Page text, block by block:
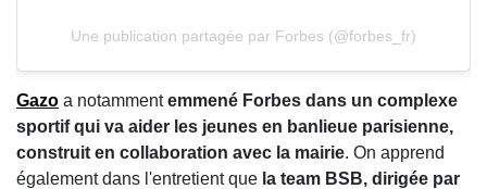
Une publication partagée par Forbes (@forbes_fr)
Gazo a notammentemmené Forbes dans un complexe
sportif qui va aider les jeunes en banlieue parisienne,
construit en collaboration avec la mairie. On apprend
également dans l'entretient que la team BSB, dirigée par